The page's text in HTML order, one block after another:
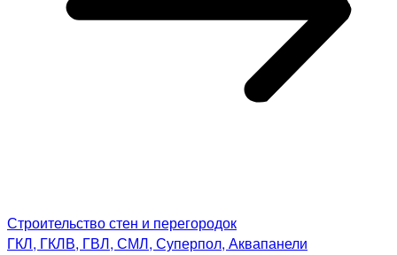
Строительство стен и перегородок
ГКЛ, ГКЛВ, ГВЛ, СМЛ, Суперпол, Аквапанели